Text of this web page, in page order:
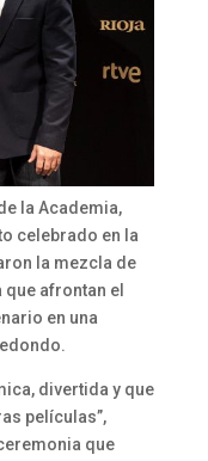
la Academia,
celebrado en la
la mezcla de
que afrontan el
en una
divertida y que
películas”,
que